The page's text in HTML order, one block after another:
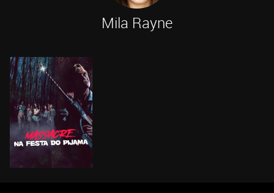
Mila Rayne